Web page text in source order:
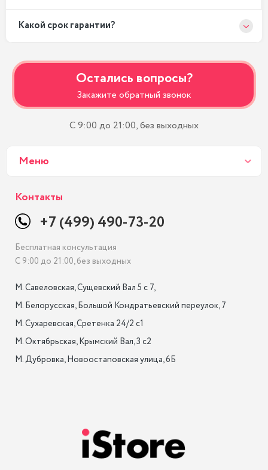
Какой срок гарантии?
Остались вопросы?
Закажите обратный звонок
С 9:00 до 21:00, без выходных
Меню
Контакты
+7 (499) 490-73-20
Бесплатная консультация
С 9:00 до 21:00, без выходных
М. Савеловская, Сущевский Вал 5 с 7,
М. Белорусская, Большой Кондратьевский переулок, 7
М. Сухаревская, Сретенка 24/2 с1
М. Октябрьская, Крымский Вал, 3 с2
М. Дубровка, Новоостаповская улица, 6Б